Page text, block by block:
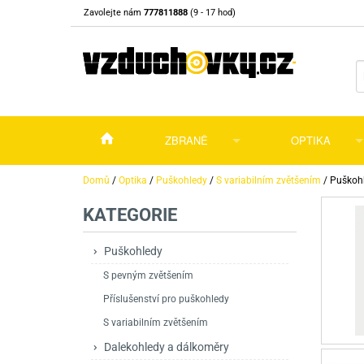
Zavolejte nám 777811888 (9 - 17 hod)
ZBRANĚ
Vzduchovky Vzduchovky na
Příslušenství pro
Vzduchové pistole a revolvery
Pružinové pistole
Plynové pistole a revolvery
Perkusní zbraně
Pušky
Nože Nože s pevnou
OPTIKA
Puškohledy
Dalekohledy a
Domů / Optika / Puškohledy / S variabilním zvětšením /
KATEGORIE
Puškohledy
S pevným zvětšením
Příslušenství pro puškohledy
S variabilním zvětšením
Dalekohledy a dálkoměry